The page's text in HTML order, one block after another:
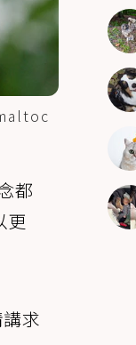
都
更
求